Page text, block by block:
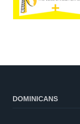
DOMINICANS